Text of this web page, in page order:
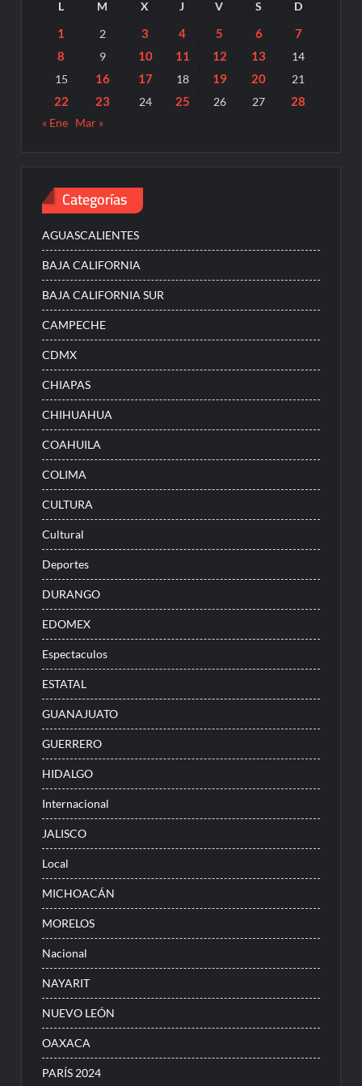
L M X J V S D
1 2 3 4 5 6
7
8
9 10 11 12 13
14
15
16 17 18 19 20 21
22 23 24 25 26 27 28
« Ene Mar »
Categorías
AGUASCALIENTES
BAJA CALIFORNIA
BAJA CALIFORNIA SUR
CAMPECHE
CDMX
CHIAPAS
CHIHUAHUA
COAHUILA
COLIMA
CULTURA
Cultural
Deportes
DURANGO
EDOMEX
Espectaculos
ESTATAL
GUANAJUATO
GUERRERO
HIDALGO
Internacional
JALISCO
Local
MICHOACÁN
MORELOS
Nacional
NAYARIT
NUEVO LEÓN
OAXACA
PARÍS 2024